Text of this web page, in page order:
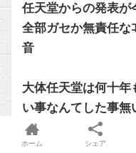
任天堂からの発表が
全部ガセか無責任な
音
大体任天堂は何十年
い事なんてした事無
ｺｼﾞｷでしかないか
学習能力働かないの
ホーム シェア